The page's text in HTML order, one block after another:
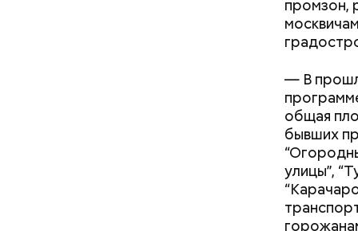
промзон,
— В
общая
бывших
улицы”,